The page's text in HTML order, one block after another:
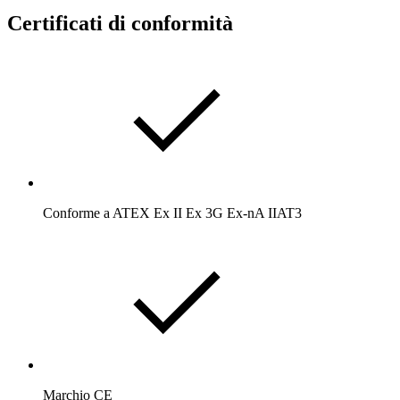
Certificati di conformità
Conforme a ATEX Ex II Ex 3G Ex-nA IIAT3
Marchio CE